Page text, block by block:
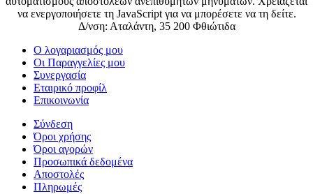
να ενεργοποιήσετε τη JavaScript για να μπορέσετε να τη δείτε.
Δ/νση: Αταλάντη, 35 200 Φθιώτιδα
Ο λογαριασμός μου
Οι Παραγγελίες μου
Συνεργασία
Εταιρικό προφίλ
Επικοινωνία
Σύνδεση
Όροι χρήσης
Όροι αγορών
Προσωπικά δεδομένα
Αποστολές
Πληρωμές